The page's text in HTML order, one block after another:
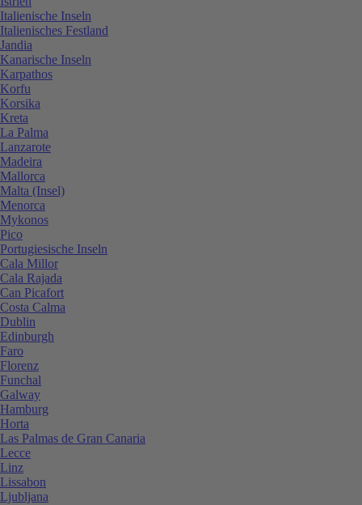
Italienische Inseln
Italienisches Festland
Jandia
Kanarische Inseln
Karpathos
Korfu
Korsika
Kreta
La Palma
Lanzarote
Madeira
Mallorca
Malta (Insel)
Menorca
Mykonos
Pico
Portugiesische Inseln
Cala Millor
Cala Rajada
Can Picafort
Costa Calma
Dublin
Edinburgh
Faro
Florenz
Funchal
Galway
Hamburg
Horta
Las Palmas de Gran Canaria
Lecce
Linz
Lissabon
Ljubljana